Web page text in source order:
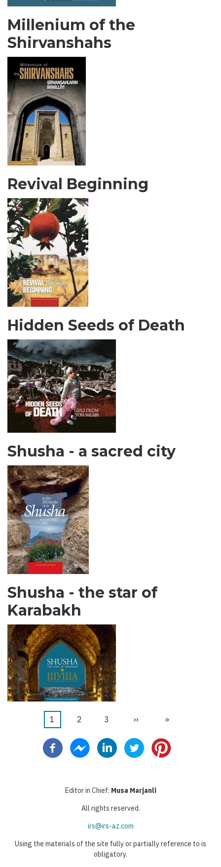
Millenium of the
Shirvanshahs
Revival Beginning
Hidden Seeds of Death
Shusha - a sacred city
Shusha - the star of
Karabakh
Paginação
Página
1 Página
2 Página
3
Próxima
››
Última
»
Editor in Chief: Musa Marjanli
All rights reserved.
irs@irs-az.com
Using the materials of the site fully or partially reference to is
obligatory.